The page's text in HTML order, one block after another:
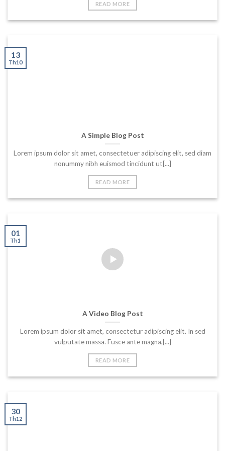
READ MORE
A Simple Blog Post
Lorem ipsum dolor sit amet, consectetuer adipiscing elit, sed diam
nonummy nibh euismod tincidunt ut[...]
READ MORE
13
Th10
A Video Blog Post
Lorem ipsum dolor sit amet, consectetur adipiscing elit. In sed
vulputate massa. Fusce ante magna,[...]
READ MORE
01
Th1
30
Th12